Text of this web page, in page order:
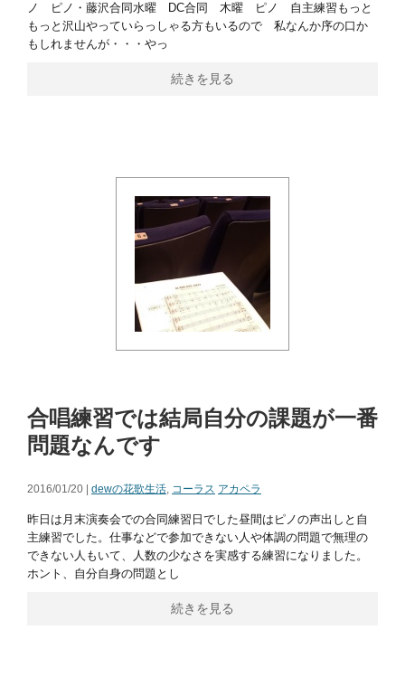
ノ ピノ・藤沢合同水曜 DC合同 木曜 ピノ 自主練習もっと
もっと沢山やっていらっしゃる方もいるので 私なんか序の口か
もしれませんが・・・やっ
続きを見る
合唱練習では結局自分の課題が一番
問題なんです
2016/01/20 | dewの花歌生活, コーラス アカペラ
昨日は月末演奏会での合同練習日でした昼間はピノの声出しと自
主練習でした。仕事などで参加できない人や体調の問題で無理の
できない人もいて、人数の少なさを実感する練習になりました。
ホント、自分自身の問題とし
続きを見る